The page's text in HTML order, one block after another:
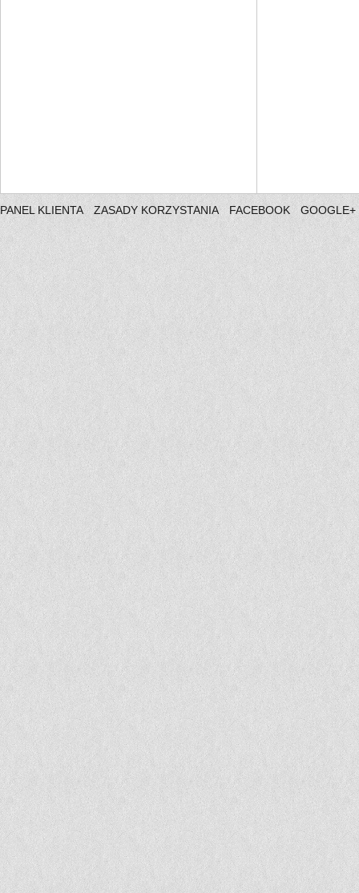
PANEL KLIENTA ZASADY KORZYSTANIA FACEBOOK GOOGLE+